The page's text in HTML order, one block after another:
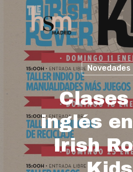
Hit enter to search or ESC to
Novedades
Clases
inglés
Irish